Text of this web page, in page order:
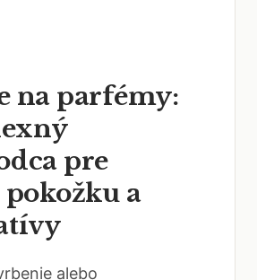
na parfémy:
pre
a
alebo